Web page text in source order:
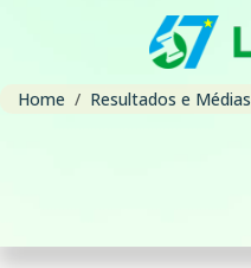
Home Resultados e Médias